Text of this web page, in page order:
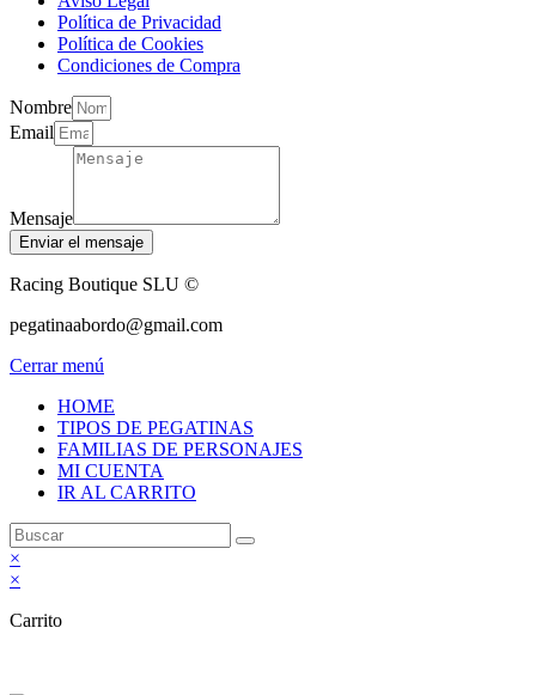
Política de Privacidad
Política de Cookies
Condiciones de Compra
Nombre
Email
Mensaje
Enviar el mensaje
Racing Boutique SLU ©
pegatinaabordo@gmail.com
Cerrar menú
HOME
TIPOS DE PEGATINAS
FAMILIAS DE PERSONAJES
MI CUENTA
IR AL CARRITO
×
×
Carrito